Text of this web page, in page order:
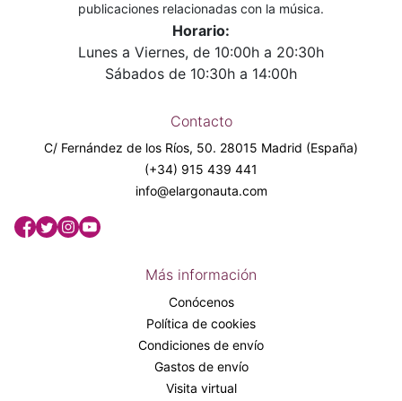
publicaciones relacionadas con la música.
Horario:
Lunes a Viernes, de 10:00h a 20:30h
Sábados de 10:30h a 14:00h
Contacto
C/ Fernández de los Ríos, 50. 28015 Madrid (España)
(+34) 915 439 441
info@elargonauta.com
Más información
Conócenos
Política de cookies
Condiciones de envío
Gastos de envío
Visita virtual